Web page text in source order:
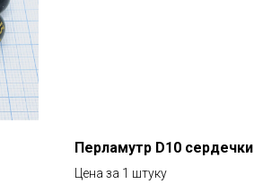
Перламутр D10 сердечки
Цена за 1 штуку